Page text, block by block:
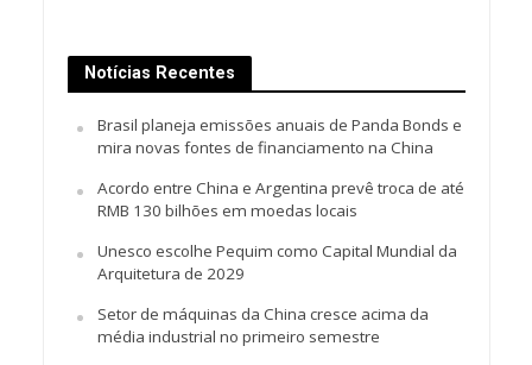
Notícias Recentes
Brasil planeja emissões anuais de Panda Bonds e
mira novas fontes de financiamento na China
Acordo entre China e Argentina prevê troca de até
RMB 130 bilhões em moedas locais
Unesco escolhe Pequim como Capital Mundial da
Arquitetura de 2029
Setor de máquinas da China cresce acima da
média industrial no primeiro semestre